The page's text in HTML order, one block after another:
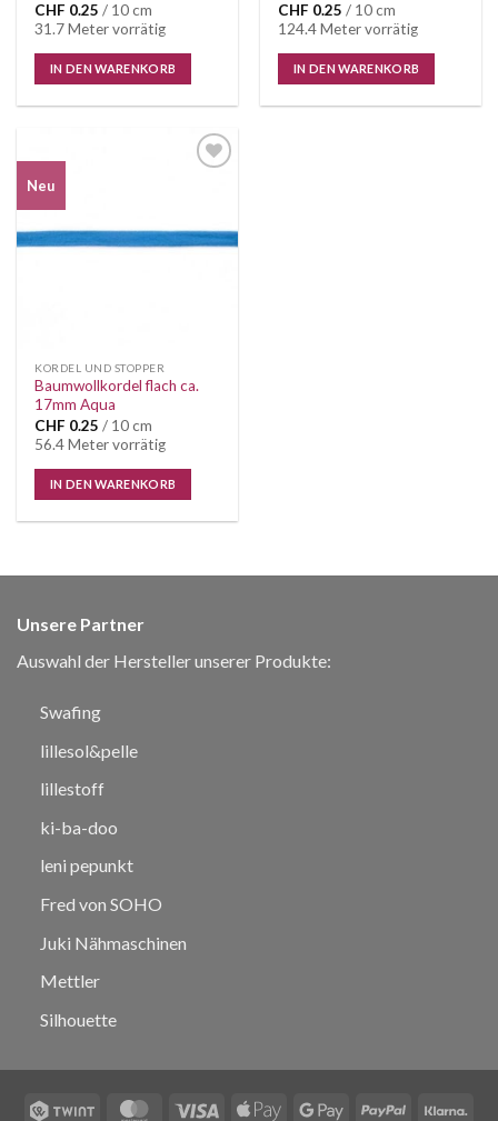
CHF 0.25 / 10 cm
31.7 Meter vorrätig
IN DEN WARENKORB
CHF 0.25 / 10 cm
124.4 Meter vorrätig
IN DEN WARENKORB
Neu
KORDEL UND STOPPER
Baumwollkordel flach ca.
17mm Aqua
CHF 0.25 / 10 cm
56.4 Meter vorrätig
IN DEN WARENKORB
Unsere Partner
Auswahl der Hersteller unserer Produkte:
Swafing
lillesol&pelle
lillestoff
ki-ba-doo
leni pepunkt
Fred von SOHO
Juki Nähmaschinen
Mettler
Silhouette
Twint MasterCard
Visa Apple Google PayPal